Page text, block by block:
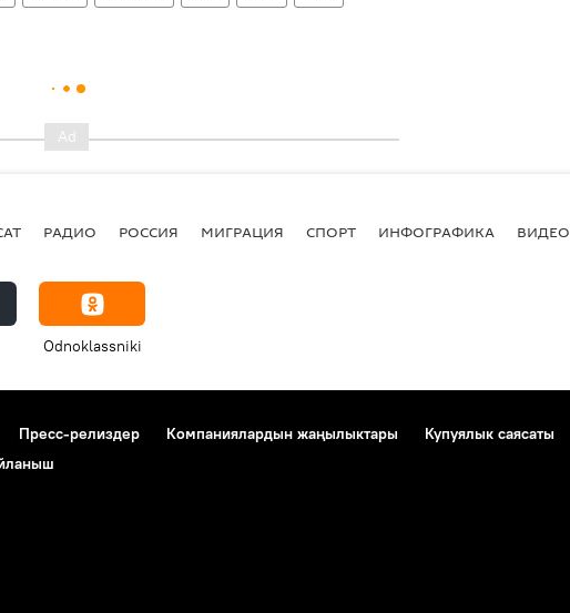
РАДИО РОССИЯ МИГРАЦИЯ СПОРТ ИНФОГРАФИКА ВИДЕО
Odnoklassniki
Пресс-релиздер Компаниялардын жаңылыктары
Купуялык саясаты